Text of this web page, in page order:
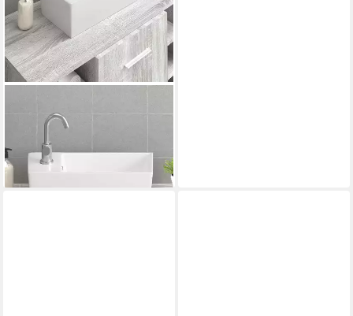
Waschbecken Waschbecken
ab 49,99 €
lieferbar - in 4-5 Werktagen bei dir